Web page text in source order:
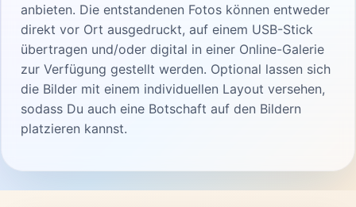
anbieten. Die entstandenen Fotos können entweder
direkt vor Ort ausgedruckt, auf einem USB-Stick
übertragen und/oder digital in einer Online-Galerie
zur Verfügung gestellt werden. Optional lassen sich
die Bilder mit einem individuellen Layout versehen,
sodass Du auch eine Botschaft auf den Bildern
platzieren kannst.